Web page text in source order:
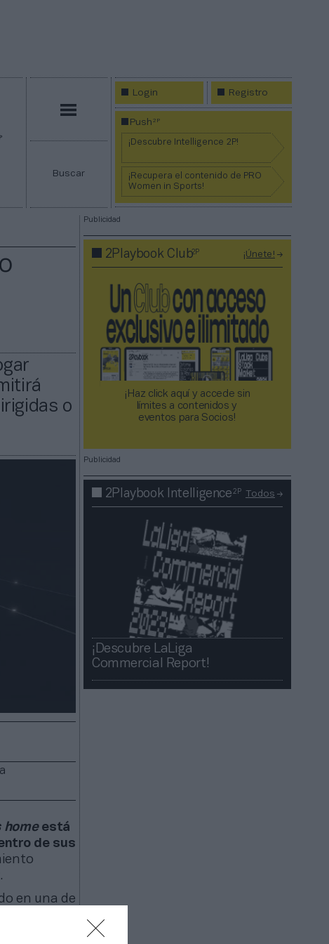
Buscar
Login Registro
Push2P
¡Descubre Intelligence 2P!
¡Recupera el contenido de PRO
Women in Sports!
o
homeestá
de sus
en una de
beta,
Publicidad
2Playbook Club2P ¡Únete!
¡Haz click aquí y accede sin
límites a contenidos y
eventos para Socios!​​​​​​​
Publicidad
2Playbook Intelligence2P Todos
¡Descubre LaLiga
Commercial Report!​​